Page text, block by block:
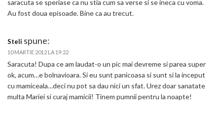
saracuta se speriase ca nu stia cum sa verse si se ineca cu voma.
Au fost doua episoade. Bine ca au trecut.
Steli spune:
10 MARTIE 2012 LA 19:22
Saracuta! Dupa ce am laudat-o un pic mai devreme si parea super
ok, acum…e bolnavioara. Si eu sunt panicoasa si sunt si la inceput
cu mamiceala…deci nu pot sa dau nici un sfat. Urez doar sanatate
multa Mariei si curaj mamicii! Tinem pumnii pentru la noapte!